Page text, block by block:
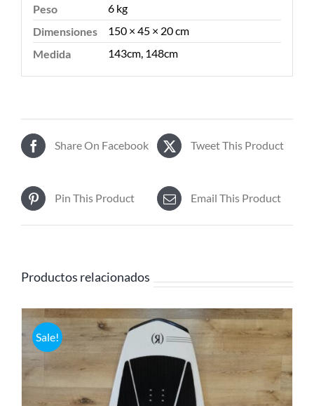
Peso
6 kg
Dimensiones
150 × 45 × 20 cm
Medida
143cm, 148cm
Share On Facebook Tweet This Product
Pin This Product Email This Product
Productos relacionados
Sale!